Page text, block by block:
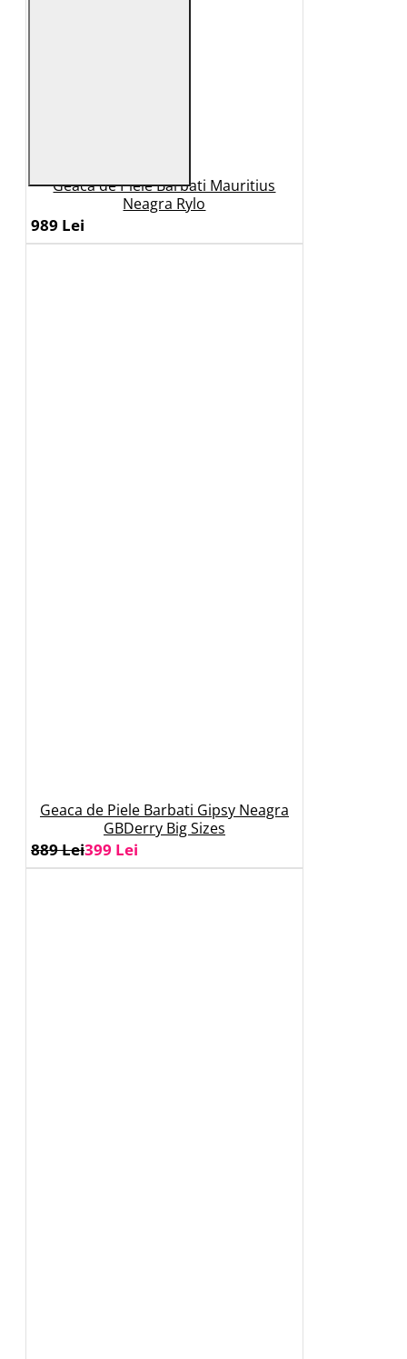
Geaca de Piele Barbati Mauritius
Neagra Rylo
989 Lei
Geaca de Piele Barbati Gipsy Neagra
GBDerry Big Sizes
399 Lei
889 Lei